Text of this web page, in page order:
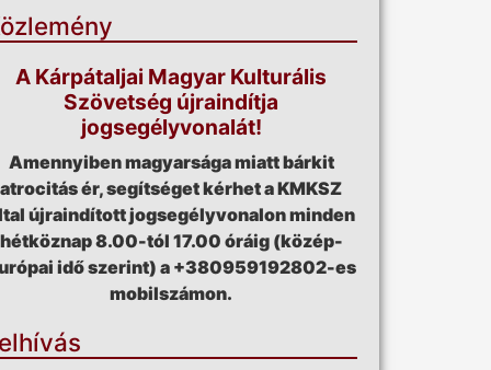
A Kárpátaljai Magyar Kulturális
Szövetség újraindítja
jogsegélyvonalát!
Amennyiben magyarsága miatt bárkit
atrocitás ér, segítséget kérhet a KMKSZ
újraindított jogsegélyvonalon minden
hétköznap 8.00-tól 17.00 óráig (közép-
idő szerint) a +380959192802-es
mobilszámon.